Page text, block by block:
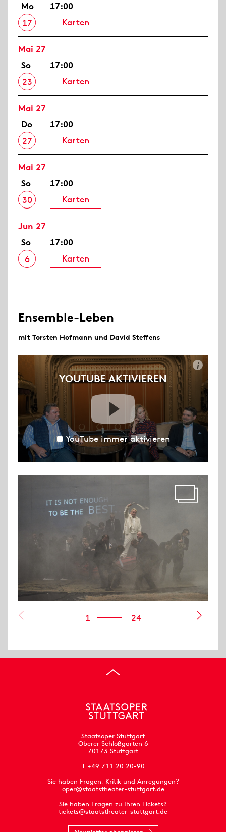
Mo
17
17:00
Karten
Mai 27
So
23
17:00
Karten
Mai 27
Do
27
17:00
Karten
Mai 27
So
30
17:00
Karten
Jun 27
So
6
17:00
Karten
Ensemble-Leben
mit Torsten Hofmann und David Steffens
YOUTUBE AKTIVIEREN
i
YouTube immer aktivieren
1 24
Staatsoper Stuttgart
Oberer Schloßgarten 6
70173 Stuttgart
T +49 711 20 20-90
Sie haben Fragen, Kritik und Anregungen?
oper@staatstheater-stuttgart.de
Sie haben Fragen zu Ihren Tickets?
tickets@staatstheater-stuttgart.de